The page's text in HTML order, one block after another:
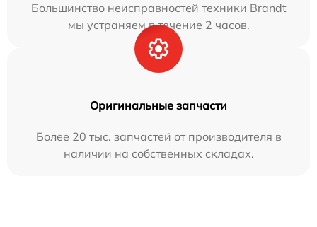
Большинство неисправностей техники Brandt
мы устраняем в течение 2 часов.
Оригинальные запчасти
Более 20 тыс. запчастей от производителя в
наличии на собственных складах.